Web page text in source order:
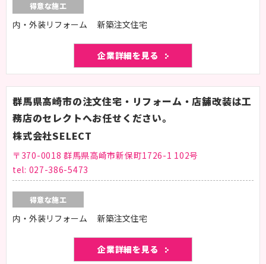
得意な施工
内・外装リフォーム 新築注文住宅
企業詳細を見る
群馬県高崎市の注文住宅・リフォーム・店舗改装は工
務店のセレクトへお任せください。
株式会社SELECT
〒370-0018 群馬県高崎市新保町1726-1 102号
tel: 027-386-5473
得意な施工
内・外装リフォーム 新築注文住宅
企業詳細を見る